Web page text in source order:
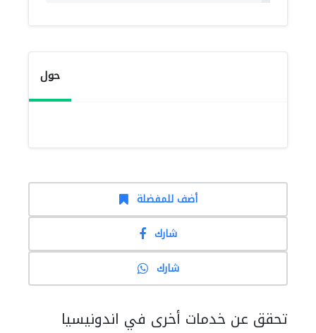
حول
أضف للمفضلة
شارك
شارك
تحقق عن خدمات أخرى في اندونيسيا